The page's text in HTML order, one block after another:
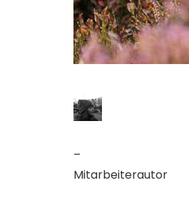
–
Mitarbeiterautor